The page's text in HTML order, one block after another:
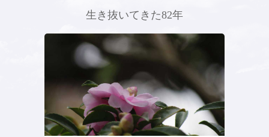
生き抜いてきた82年